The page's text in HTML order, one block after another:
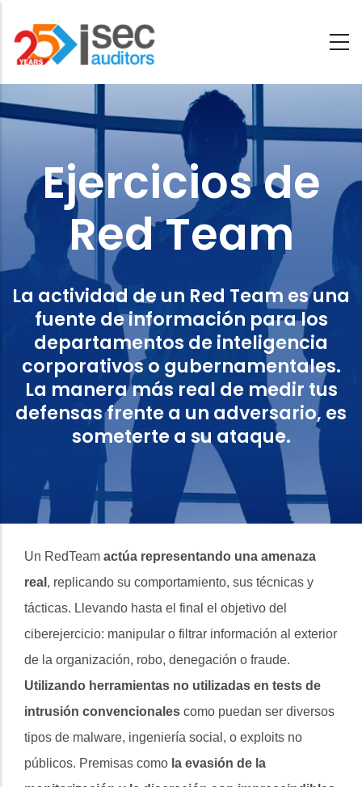
contenido
Ejercicios
de
Red
TeamEjercicios de
Red Team
La actividad de un Red Team es una
fuente de información para los
departamentos de inteligencia
corporativos o gubernamentales.
La manera más real de medir tus
defensas frente a un adversario, es
someterte a su ataque.
Un RedTeam actúa representando una amenaza
real , replicando su comportamiento, sus técnicas y
tácticas. Llevando hasta el final el objetivo del
ciberejercicio: manipular o filtrar información al exterior
de la organización, robo, denegación o fraude.
Utilizando herramientas no utilizadas en tests de
intrusión convencionales como puedan ser diversos
tipos de malware, ingeniería social, o exploits no
públicos. Premisas como la evasión de la